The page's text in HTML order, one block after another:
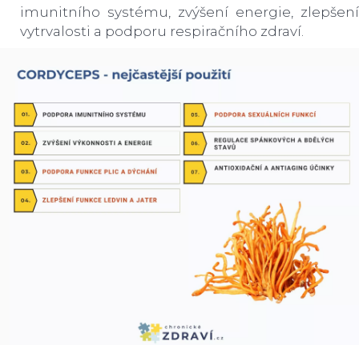
imunitního systému, zvýšení energie, zlepšení
vytrvalosti a podporu respiračního zdraví.